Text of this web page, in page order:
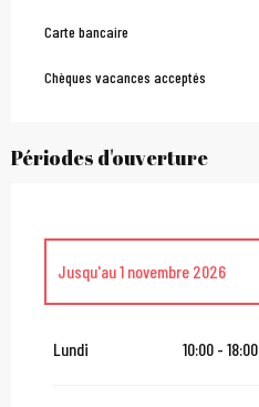
Carte bancaire
Chèques vacances acceptés
Périodes d'ouverture
Jusqu'au1 novembre 2026
Lundi 10:00 - 18:00